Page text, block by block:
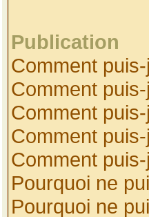
Publication
Comment
Comment
Comment
Comment
Comment
Pourquoi ne
Pourquoi ne